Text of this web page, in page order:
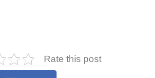
Rate this post